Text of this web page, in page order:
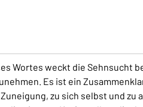
Wortes weckt die Sehnsucht
Es ist ein
zu sich selbst und zu